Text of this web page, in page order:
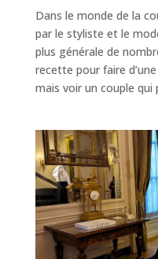
Dans le monde de la
par le styliste et le
plus générale de
recette pour faire
mais voir un couple